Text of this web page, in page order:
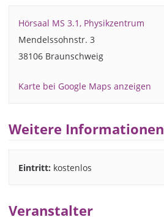
Hörsaal MS 3.1, Physikzentrum
Mendelssohnstr. 3
38106 Braunschweig
Karte bei Google Maps anzeigen
Weitere Informationen
Eintritt: kostenlos
Veranstalter